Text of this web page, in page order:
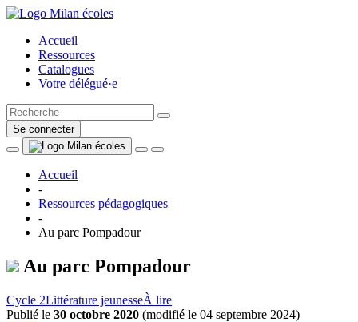
Accueil
Ressources
Catalogues
Votre délégué·e
Se connecter
Accueil
-
Ressources pédagogiques
-
Au parc Pompadour
Au parc Pompadour
Cycle 2Littérature jeunesseÀ lire
Publié le 30 octobre 2020 (modifié le 04 septembre 2024)